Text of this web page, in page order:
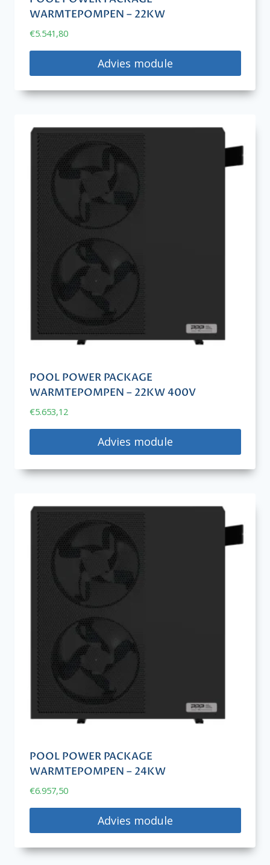
WARMTEPOMPEN – 22KW
€5.541,80
Advies module
POOL POWER PACKAGE
WARMTEPOMPEN – 22KW 400V
€5.653,12
Advies module
POOL POWER PACKAGE
WARMTEPOMPEN – 24KW
€6.957,50
Advies module